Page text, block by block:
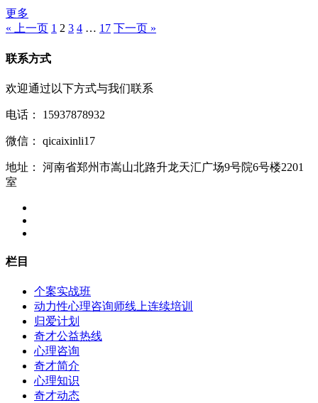
更多
« 上一页 1 2 3 4 … 17 下一页 »
联系方式
欢迎通过以下方式与我们联系
电话： 15937878932
微信： qicaixinli17
地址：
河南省郑州市嵩山北路升龙天汇广场9号院6号楼2201
室
栏目
个案实战班
动力性心理咨询师线上连续培训
归爱计划
奇才公益热线
心理咨询
奇才简介
心理知识
奇才动态